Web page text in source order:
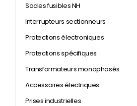
Socles fusibles NH
Interrupteurs sectionneurs
Protections électroniques
Protections spécifiques
Transformateurs monophasés
Accessoires électriques
Prises industrielles